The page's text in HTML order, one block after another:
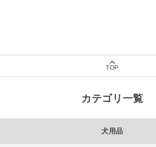
TOP
カテゴリ一覧
犬用品